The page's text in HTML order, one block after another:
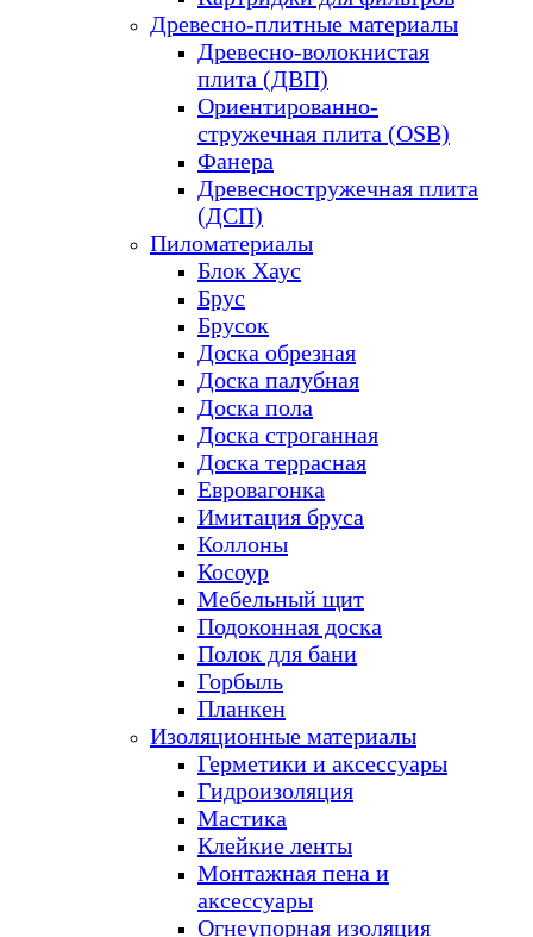
Древесно-плитные материалы
Древесно-волокнистая
плита (ДВП)
Ориентированно-
стружечная плита (OSB)
Фанера
Древесностружечная плита
(ДСП)
Пиломатериалы
Блок Хаус
Брус
Брусок
Доска обрезная
Доска палубная
Доска пола
Доска строганная
Доска террасная
Евровагонка
Имитация бруса
Коллоны
Косоур
Мебельный щит
Подоконная доска
Полок для бани
Горбыль
Планкен
Изоляционные материалы
Герметики и аксессуары
Гидроизоляция
Мастика
Клейкие ленты
Монтажная пена и
аксессуары
Огнеупорная изоляция